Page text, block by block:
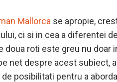
Mallorca se apropie,
ci si in cea a diferentei
doua roti este greu nu doar
net despre acest subiect,
posibilitati pentru a